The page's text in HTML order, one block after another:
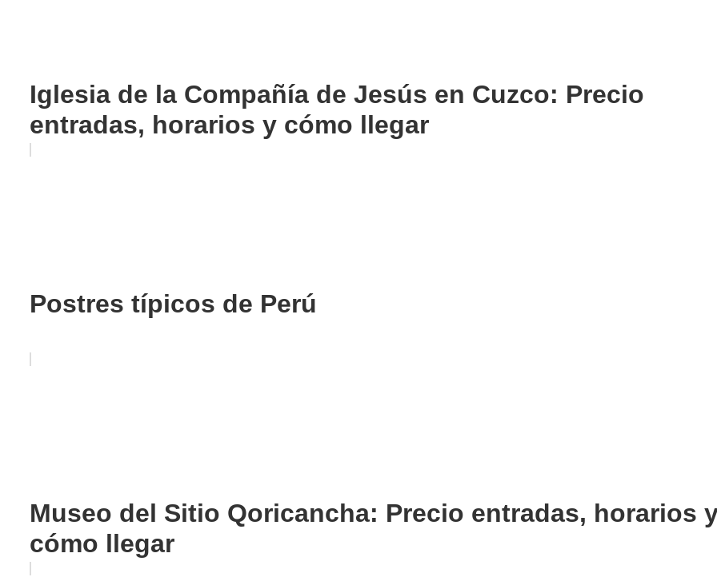
Iglesia de la Compañía de Jesús en Cuzco: Precio
entradas, horarios y cómo llegar
Postres típicos de Perú
Museo del Sitio Qoricancha: Precio entradas, horarios
cómo llegar